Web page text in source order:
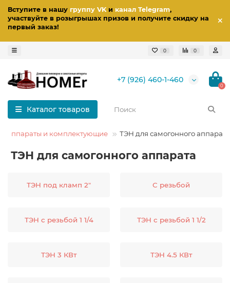
Вступите в нашу группу VKи канал Telegram,
участвуйте в розыгрышах призов и получите скидку на
первый заказ!
0 0
+7 (926) 460-1-460
0
Каталог товаров
аппараты и комплектующие ТЭН для самогонного аппарата
ТЭН для самогонного аппарата
ТЭН под кламп 2" С резьбой
ТЭН с резьбой 1 1/4 ТЭН с резьбой 1 1/2
ТЭН 3 КВт ТЭН 4.5 КВт